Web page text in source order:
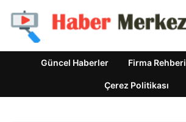
Güncel Haberler Firma Rehberi
Çerez Politikası